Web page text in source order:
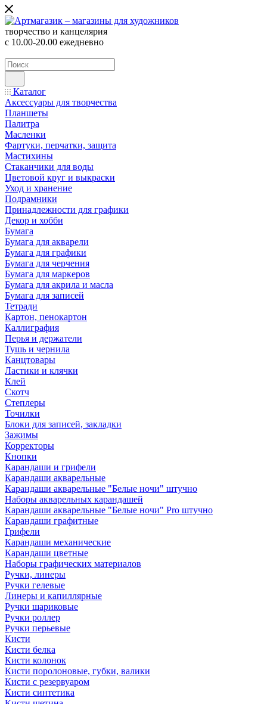
творчество и канцелярия
с 10.00-20.00 ежедневно
Каталог
Аксессуары для творчества
Планшеты
Палитра
Масленки
Фартуки, перчатки, защита
Мастихины
Стаканчики для воды
Цветовой круг и выкраски
Уход и хранение
Подрамники
Принадлежности для графики
Декор и хобби
Бумага
Бумага для акварели
Бумага для графики
Бумага для черчения
Бумага для маркеров
Бумага для акрила и масла
Бумага для записей
Тетради
Картон, пенокартон
Каллиграфия
Перья и держатели
Тушь и чернила
Канцтовары
Ластики и клячки
Клей
Скотч
Степлеры
Точилки
Блоки для записей, закладки
Зажимы
Корректоры
Кнопки
Карандаши и грифели
Карандаши акварельные
Карандаши акварельные "Белые ночи" штучно
Наборы акварельных карандашей
Карандаши акварельные "Белые ночи" Pro штучно
Карандаши графитные
Грифели
Карандаши механические
Карандаши цветные
Наборы графических материалов
Ручки, линеры
Ручки гелевые
Линеры и капиллярные
Ручки шариковые
Ручки роллер
Ручки перьевые
Кисти
Кисти белка
Кисти колонок
Кисти поролоновые, губки, валики
Кисти с резервуаром
Кисти синтетика